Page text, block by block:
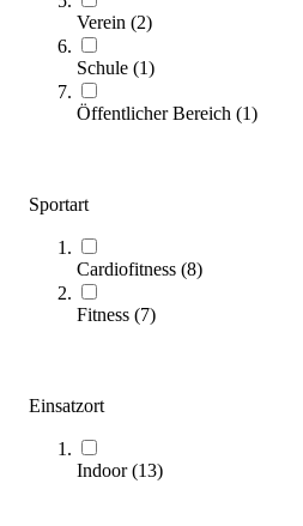
Verein (2)
Schule (1)
Öffentlicher Bereich (1)
Sportart
Cardiofitness (8)
Fitness (7)
Einsatzort
Indoor(13)
Längere Lieferzeit
BH Fitness® SmartBike
1.994,00 €